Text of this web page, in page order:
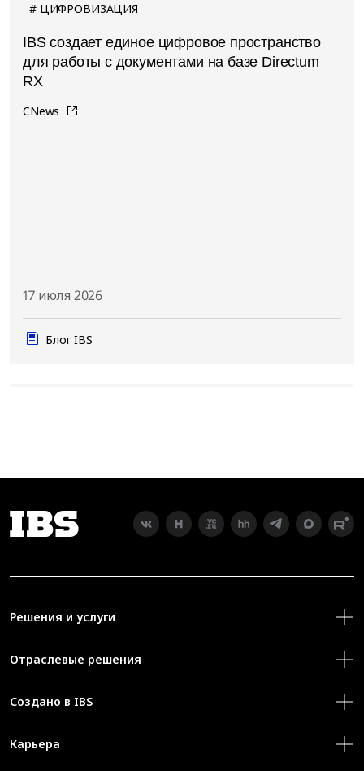
ЦИФРОВИЗАЦИЯ
IBS создает единое цифровое пространство
для работы с документами на базе Directum
RX
CNews
17 июля 2026
Блог IBS
Решения и услуги
Отраслевые решения
Создано в IBS
Карьера